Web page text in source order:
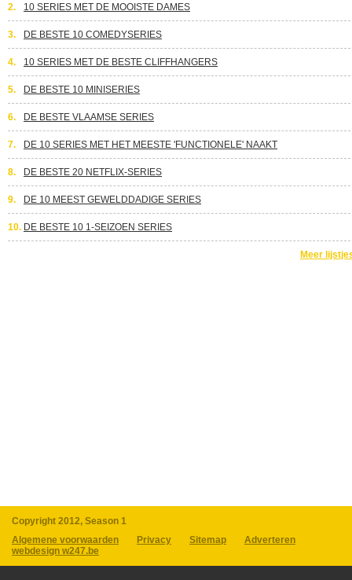
2. 10 SERIES MET DE MOOISTE DAMES
3. DE BESTE 10 COMEDYSERIES
4. 10 SERIES MET DE BESTE CLIFFHANGERS
5. DE BESTE 10 MINISERIES
6. DE BESTE VLAAMSE SERIES
7. DE 10 SERIES MET HET MEESTE 'FUNCTIONELE' NAAKT
8. DE BESTE 20 NETFLIX-SERIES
9. DE 10 MEEST GEWELDDADIGE SERIES
10. DE BESTE 10 1-SEIZOEN SERIES
Meer
Copyright 2012, Season 1
Algemene voorwaarden
Privacy Sitemap
Adverteren
webdesign w247.be